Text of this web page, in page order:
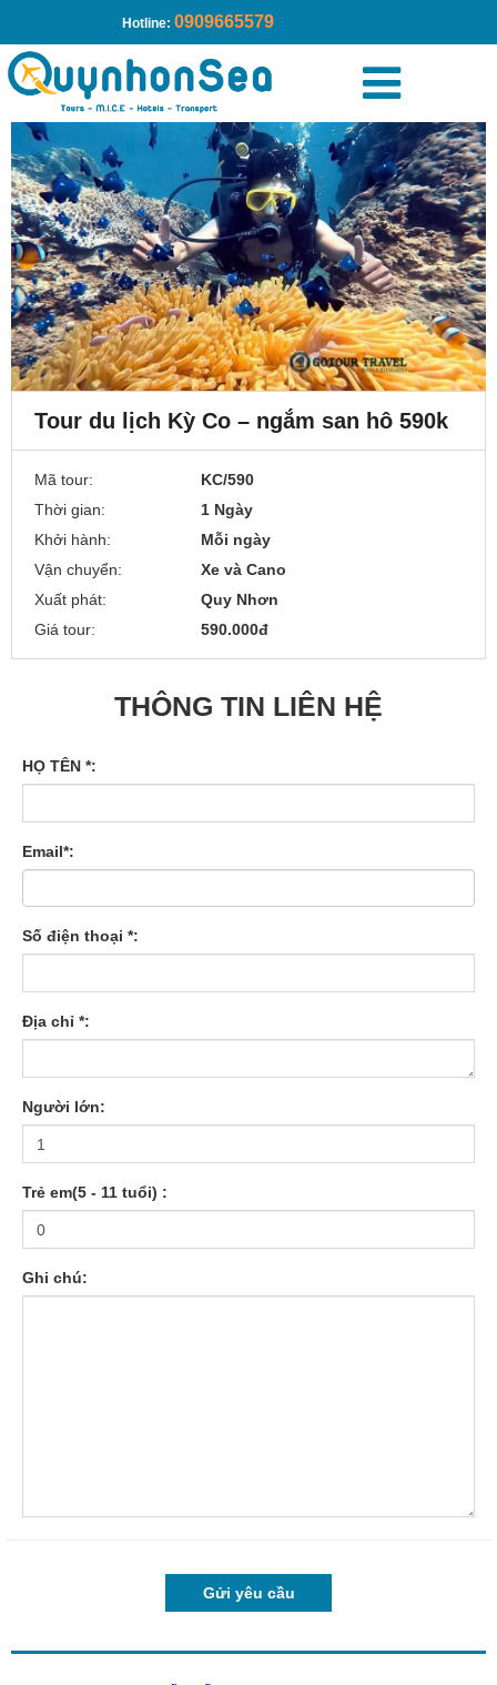
Hotline: 0909665579
Tour du lịch Kỳ Co – ngắm san hô 590k
Mã tour:
KC/590
Thời gian:
1 Ngày
Khởi hành:
Mỗi ngày
Vận chuyển:
Xe và Cano
Xuất phát:
Quy Nhơn
Giá tour:
590.000đ
THÔNG TIN LIÊN HỆ
HỌ TÊN *:
Email*:
Số điện thoại *:
Địa chỉ *:
Người lớn:
Trẻ em(5 - 11 tuổi) :
Ghi chú: